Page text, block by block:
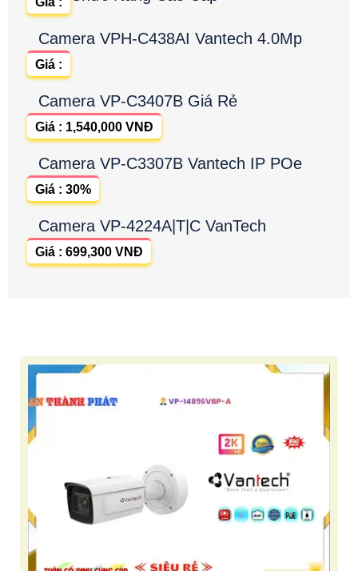
Camera VPH-C438AI Vantech 4.0Mp
Giá :
Camera VP-C3407B Giá Rẻ
Giá : 1,540,000 VNĐ
Camera VP-C3307B Vantech IP POe
Giá : 30%
Camera VP-4224A|T|C VanTech
Giá : 699,300 VNĐ